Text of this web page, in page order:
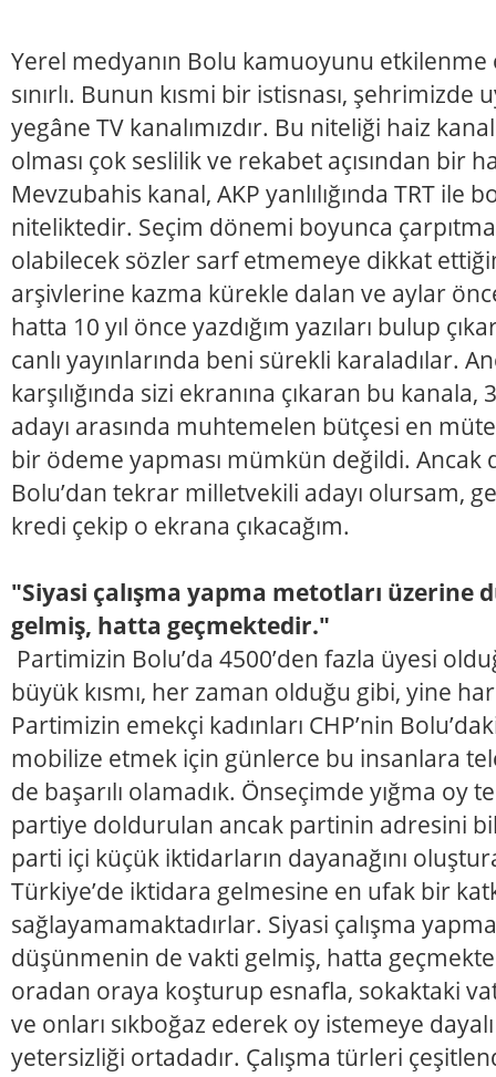
Yerel medyanın Bolu kamuoyunu etkilenme
sınırlı. Bunun kısmi bir istisnası, şehrimizde
yegâne TV kanalımızdır. Bu niteliği haiz kanal
olması çok seslilik ve rekabet açısından bir
Mevzubahis kanal, AKP yanlılığında TRT ile
niteliktedir. Seçim dönemi boyunca
olabilecek sözler sarf etmemeye dikkat
arşivlerine kazma kürekle dalan ve aylar
hatta 10 yıl önce yazdığım yazıları bulup
canlı yayınlarında beni sürekli karaladılar.
karşılığında sizi ekranına çıkaran bu
adayı arasında muhtemelen bütçesi en
bir ödeme yapması mümkün değildi. Ancak
Bolu’dan tekrar milletvekili adayı olursam,
kredi çekip o ekrana çıkacağım.
"Siyasi çalışma yapma metotları üzerine
gelmiş, hatta geçmektedir."
Partimizin Bolu’da 4500’den fazla üyesi
büyük kısmı, her zaman olduğu gibi, yine
Partimizin emekçi kadınları CHP’nin
mobilize etmek için günlerce bu insanlara
de başarılı olamadık. Önseçimde yığma oy
partiye doldurulan ancak partinin adresini
parti içi küçük iktidarların dayanağını
Türkiye’de iktidara gelmesine en ufak bir
sağlayamamaktadırlar. Siyasi çalışma
düşünmenin de vakti gelmiş, hatta
oradan oraya koşturup esnafla, sokaktaki
ve onları sıkboğaz ederek oy istemeye
yetersizliği ortadadır. Çalışma türleri